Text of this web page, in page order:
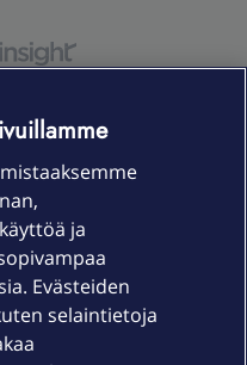
ja
Evästeiden
selaintietoja